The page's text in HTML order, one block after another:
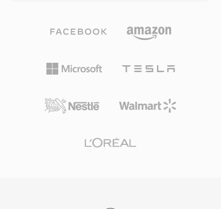
parlato occupa circa 100 KB, consentendo
archiviazione e trasmissione efficienti.
libgsm e SoX gestiscono codifica e decodifica
panorama brevettuale privo di royalty che ha
favorito l&#039;adozione nei progetti di
senza segno, Creative ADPCM a 4 bit e 2,6 bit,
codificato in A-law e mu-law. Questa struttura
a blocchi supporta anche intervalli di silenzio,
agli sviluppatori di giochi un controllo
hardware — le schede Sound Blaster potevano